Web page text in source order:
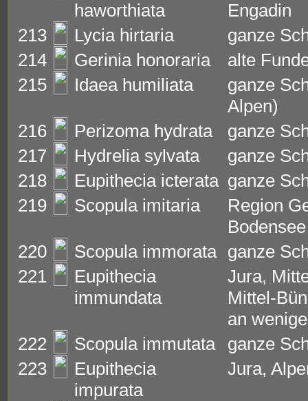
haworthiata
Engadin
213
Lycia hirtaria
ganze
214
Gerinia honoraria
alte
215
Idaea humiliata
ganze
Alpen)
216
Perizoma hydrata
ganze
217
Hydrelia sylvata
ganze
218
Eupithecia icterata ganze
219
Scopula imitaria
Region
Bodensee
220
Scopula immorata ganze
221
Eupithecia
immundata
Jura,
Mittel-
an
222
Scopula immutata
ganze
223
Eupithecia
impurata
Jura,